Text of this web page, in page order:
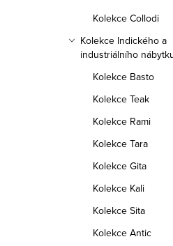
Kolekce Collodi
Kolekce Indického a
industriálního
Kolekce Basto
Kolekce Teak
Kolekce Rami
Kolekce Tara
Kolekce Gita
Kolekce Kali
Kolekce Sita
Kolekce Antic
27 200
DETAIL
Skladem u
Jídelní stůl Lucca s
moderní kus nábytku,